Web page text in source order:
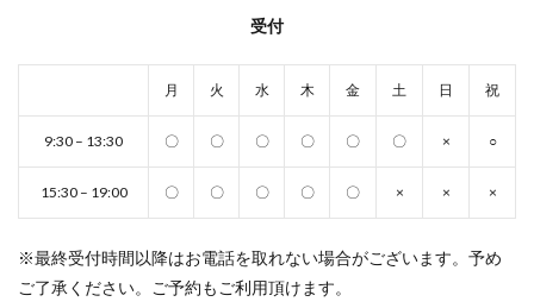
受付
月 火 水 木 金 土 日 祝
9:30 – 13:30 〇 〇 〇 〇 〇 〇 × ○
15:30 – 19:00 〇 〇 〇 〇 〇 × × ×
※最終受付時間以降はお電話を取れない場合がございます。予め
ご了承ください。ご予約もご利用頂けます。